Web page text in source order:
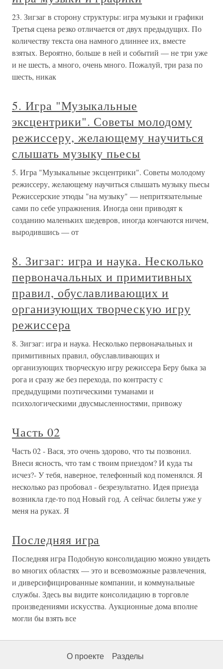
23. Зигзаг в сторону структуры: игра музыки и графики
Третья сцена резко отличается от двух предыдущих. По
количеству текста она намного длиннее их, вместе
взятых. Вероятно, больше в ней и событий — не три уже
и не шесть, а много, очень много. Пожалуй, три раза по
шесть, никак
5. Игра "Музыкальные
эксцентрики". Советы молодому
режиссеру, желающему научиться
слышать музыку пьесы
5. Игра "Музыкальные эксцентрики". Советы молодому
режиссеру, желающему научиться слышать музыку пьесы
Режиссерские этюды "на музыку" — непритязательные
сами по себе упражнения. Иногда они приводят к
созданию маленьких шедевров, иногда кончаются ничем,
выродившись — от
8. Зигзаг: игра и наука. Несколько
первоначальных и примитивных
правил, обуславливающих и
организующих творческую игру
режиссера
8. Зигзаг: игра и наука. Несколько первоначальных и
примитивных правил, обуславливающих и
организующих творческую игру режиссера Беру быка за
рога и сразу же без перехода, по контрасту с
предыдущими поэтическими туманами и
психологическими двусмысленностями, привожу
Часть 02
Часть 02 - Вася, это очень здорово, что ты позвонил.
Внеси ясность, что там с твоим приездом? И куда ты
исчез?- У тебя, наверное, телефонный код поменялся. Я
несколько раз пробовал - безрезультатно. Идея приезда
возникла где-то под Новый год. А сейчас билеты уже у
меня на руках. Я
Последняя игра
Последняя игра Подобную консолидацию можно увидеть
во многих областях — это и всевозможные развлечения,
и диверсифицированные компании, и коммунальные
службы. Здесь вы видите консолидацию в торговле
произведениями искусства. Аукционные дома вполне
могли бы взять все
О проекте Разделы